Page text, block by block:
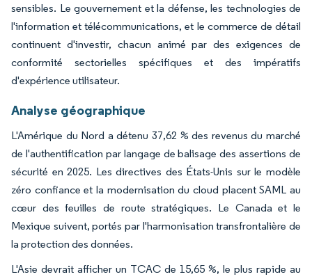
sensibles. Le gouvernement et la défense, les technologies de
l'information et télécommunications, et le commerce de détail
continuent d'investir, chacun animé par des exigences de
conformité sectorielles spécifiques et des impératifs
d'expérience utilisateur.
Analyse géographique
L'Amérique du Nord a détenu 37,62 % des revenus du marché
de l'authentification par langage de balisage des assertions de
sécurité en 2025. Les directives des États-Unis sur le modèle
zéro confiance et la modernisation du cloud placent SAML au
cœur des feuilles de route stratégiques. Le Canada et le
Mexique suivent, portés par l'harmonisation transfrontalière de
la protection des données.
L'Asie devrait afficher un TCAC de 15,65 %, le plus rapide au